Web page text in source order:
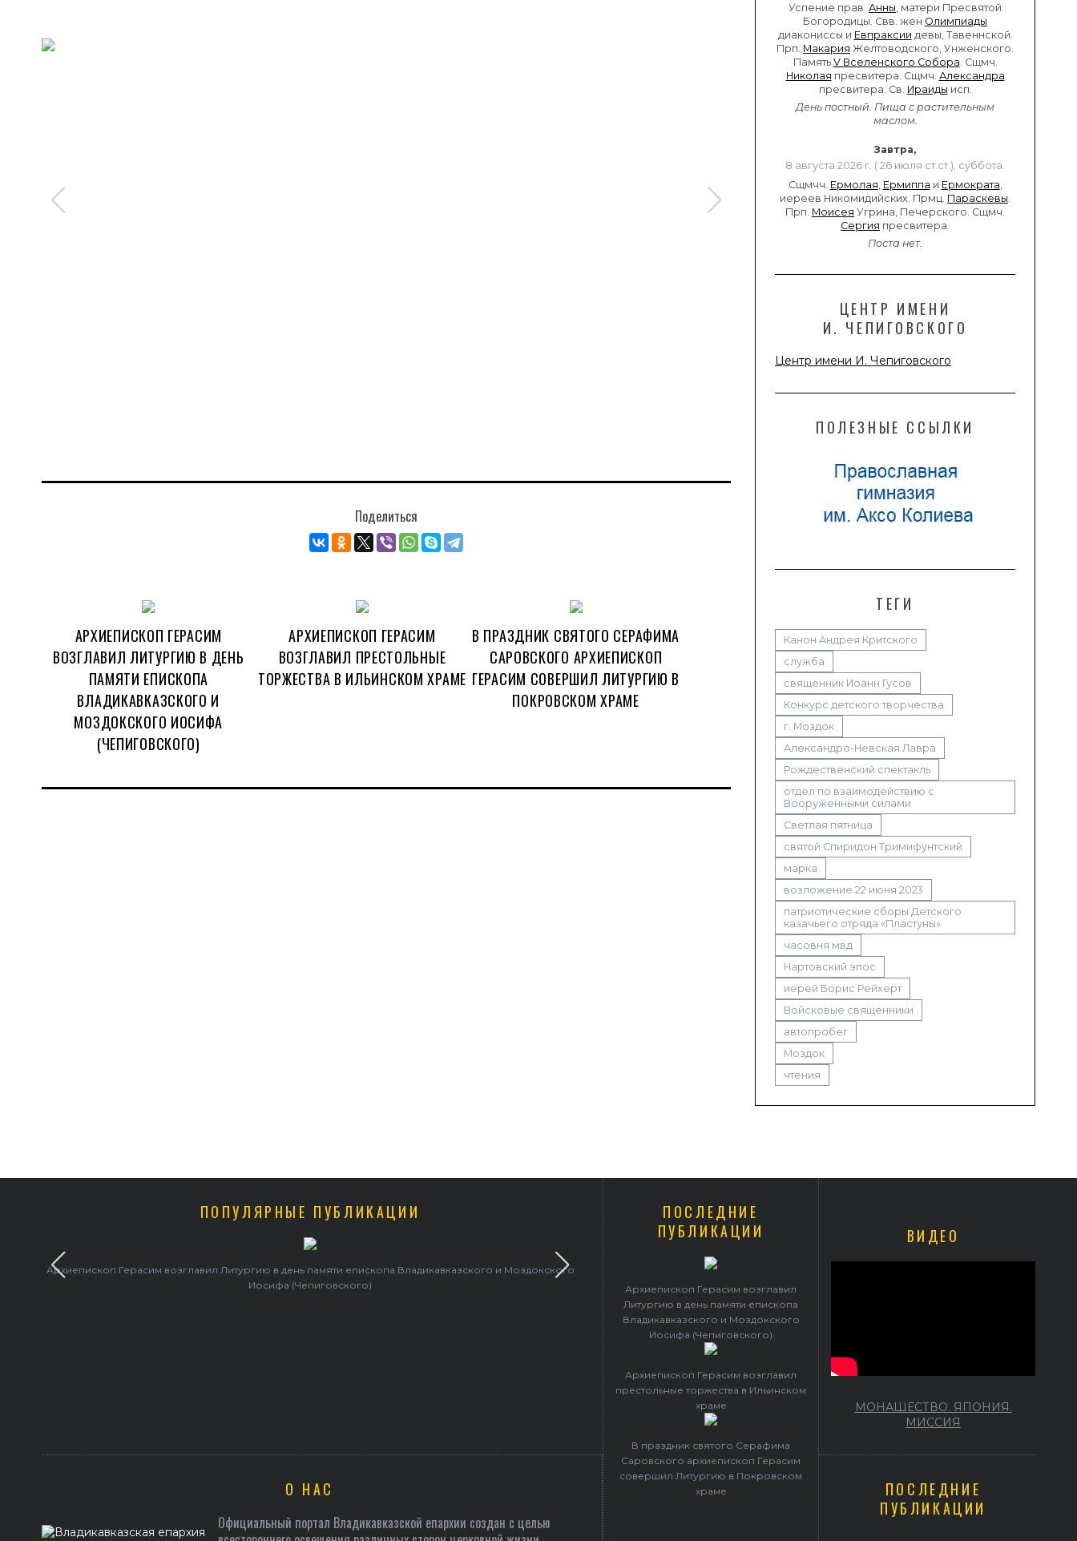
Успение прав. Анны , матери Пресвятой
Богородицы. Свв. жен Олимпиады
диакониссы и Евпраксии девы, Тавеннской.
Прп. Макария Желтоводского, Унженского.
Память V Вселенского Собора . Сщмч.
Николая пресвитера. Сщмч. Александра
пресвитера. Св. Ираиды исп.
День постный. Пища с растительным
маслом.
Завтра,
8 августа 2026 г. ( 26 июля ст.ст.), суббота.
Сщмчч. Ермолая Ермиппа и Ермократа
иереев Никомидийских. Прмц. Параскевы
Прп. Моисея Угрина, Печерского. Сщмч.
Сергия пресвитера.
Поста нет.
ЦЕНТР ИМЕНИ
И. ЧЕПИГОВСКОГО
Центр имени И. Чепиговского
ПОЛЕЗНЫЕ ССЫЛКИ
ТЕГИ
Канон Андрея Критского
служба
священник Иоанн Гусов
Конкурс детского творчества
г. Моздок
Александро-Невская Лавра
Рождественский спектакль
отдел по взаимодействию с
Вооруженными силами
Светлая пятница
святой Спиридон Тримифунтский
марка
возложение 22 июня 2023
патриотические сборы Детского
казачьего отряда «Пластуны»
часовня мвд
Нартовский эпос
иерей Борис Рейхерт
Войсковые священники
автопробег
Моздок
чтения
Поделиться
АРХИЕПИСКОП ГЕРАСИМ
ВОЗГЛАВИЛ ЛИТУРГИЮ В ДЕНЬ
ПАМЯТИ ЕПИСКОПА
ВЛАДИКАВКАЗСКОГО И
МОЗДОКСКОГО ИОСИФА
(ЧЕПИГОВСКОГО)
АРХИЕПИСКОП ГЕРАСИМ
ВОЗГЛАВИЛ ПРЕСТОЛЬНЫЕ
ТОРЖЕСТВА В ИЛЬИНСКОМ ХРАМЕ
В ПРАЗДНИК СВЯТОГО СЕРАФИМА
САРОВСКОГО АРХИЕПИСКОП
ГЕРАСИМ СОВЕРШИЛ ЛИТУРГИЮ В
ПОКРОВСКОМ ХРАМЕ
ПОПУЛЯРНЫЕ ПУБЛИКАЦИИ
Архиепископ Герасим возглавил Литургию в день памяти епископа Владикавказского и Моздокского
Иосифа (Чепиговского)
Архиепископ Герасим возглавил престольные торжества в Ильинском храме
О НАС
Официальный портал Владикавказской епархии создан c целью
ПОСЛЕДНИЕ
ПУБЛИКАЦИИ
Архиепископ Герасим возглавил
Литургию в день памяти епископа
Владикавказского и Моздокского
Иосифа (Чепиговского)
Архиепископ Герасим возглавил
престольные торжества в Ильинском
храме
В праздник святого Серафима
Саровского архиепископ Герасим
совершил Литургию в Покровском
храме
ВИДЕО
МОНАШЕСТВО. ЯПОНИЯ.
МИССИЯ
ПОСЛЕДНИЕ
ПУБЛИКАЦИИ